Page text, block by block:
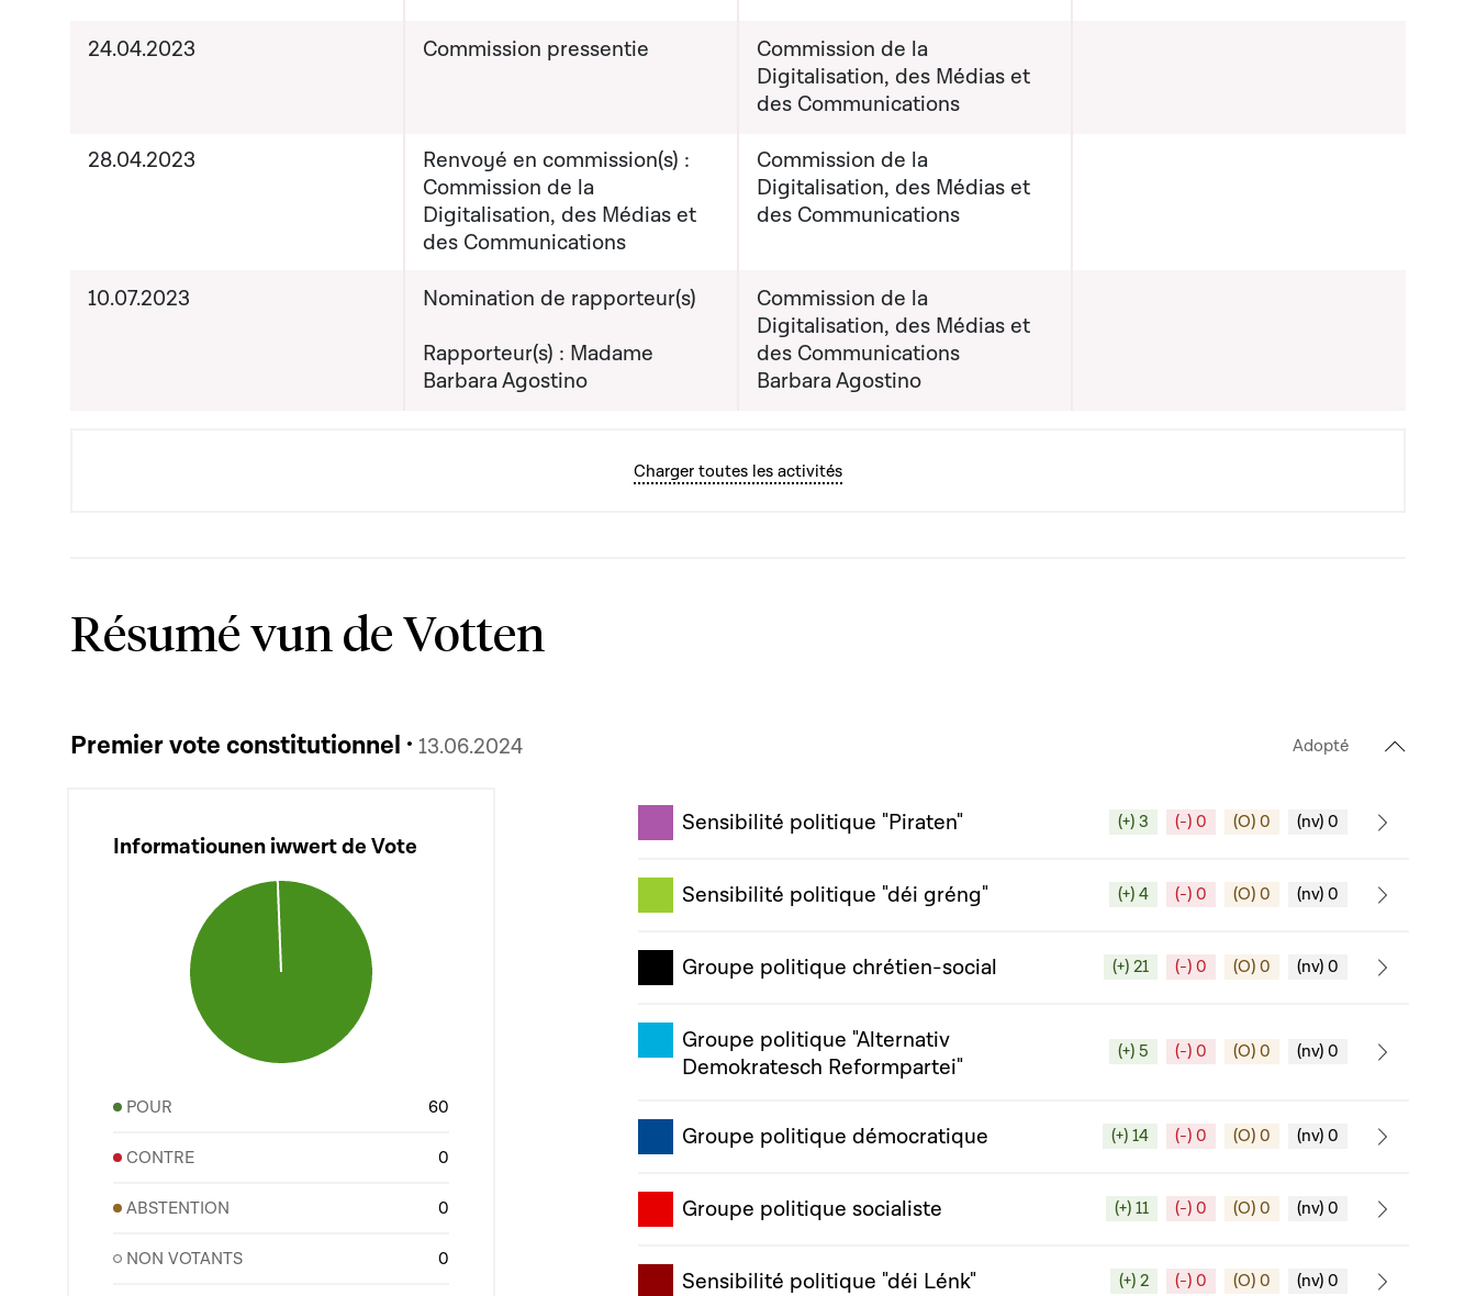
24.04.2023 Commission pressentie
Commission de la
Digitalisation, des Médias et
des Communications
28.04.2023
Renvoyé en commission(s) :
Commission de la
Digitalisation, des Médias et
des Communications
Commission de la
Digitalisation, des Médias et
des Communications
10.07.2023
Nomination de rapporteur(s)
Rapporteur(s) : Madame
Barbara Agostino
Commission de la
Digitalisation, des Médias et
des Communications
Barbara Agostino
Charger toutes les activités
Résumé vun de Votten
Premier vote constitutionnel · 13.06.2024 Adopté
Informatiounen iwwert de Vote
POUR 60
CONTRE 0
ABSTENTION 0
NON VOTANTS 0
Sensibilité politique "Piraten" (+) 3 (-) 0 (O) 0 (nv) 0
Sensibilité politique "déi gréng" (+) 4 (-) 0 (O) 0 (nv) 0
Groupe politique chrétien-social (+) 21 (-) 0 (O) 0 (nv) 0
Groupe politique "Alternativ
Demokratesch Reformpartei"
(+) 5 (-) 0 (O) 0 (nv) 0
Groupe politique démocratique (+) 14 (-) 0 (O) 0 (nv) 0
Groupe politique socialiste (+) 11 (-) 0 (O) 0 (nv) 0
Sensibilité politique "déi Lénk" (+) 2 (-) 0 (O) 0 (nv) 0